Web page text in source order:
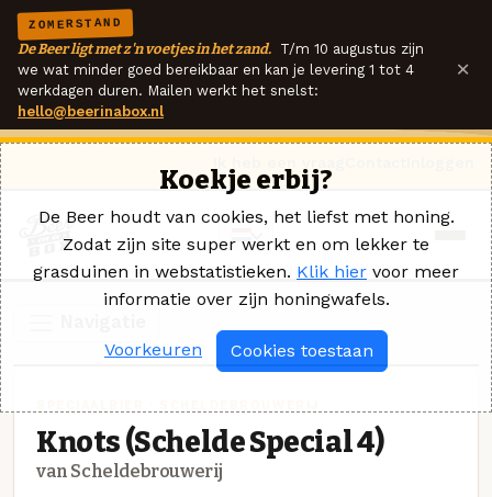
ZOMERSTAND
De Beer ligt met z'n voetjes in het zand. T/m 10 augustus zijn
we wat minder goed bereikbaar en kan je levering 1 tot 4
werkdagen duren. Mailen werkt het snelst:
hello@beerinabox.nl
×
Knots (Schelde Special 4)
van Scheldebrouwerij
Koekje erbij?
De Beer houdt van cookies, het liefst met honing.
Zodat zijn site super werkt en om lekker te
grasduinen in webstatistieken. Klik hier voor meer
informatie over zijn honingwafels.
Voorkeuren Cookies toestaan